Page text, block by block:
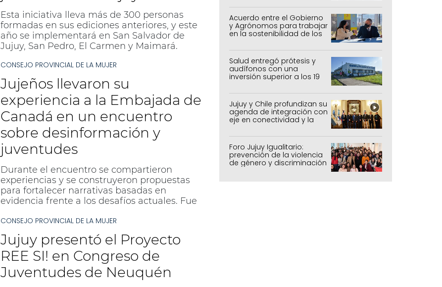
Esta iniciativa lleva más de 300 personas
formadas en sus ediciones anteriores, y este
año se implementará en San Salvador de
Jujuy, San Pedro, El Carmen y Maimará.
CONSEJO PROVINCIAL DE LA MUJER
Jujeños llevaron su
experiencia a la Embajada de
Canadá en un encuentro
sobre desinformación y
juventudes
Durante el encuentro se compartieron
experiencias y se construyeron propuestas
para fortalecer narrativas basadas en
evidencia frente a los desafíos actuales. Fue
la construcción de diálogos informados y
respetuosos.
CONSEJO PROVINCIAL DE LA MUJER
Jujuy presentó el Proyecto
REE SI! en Congreso de
Juventudes de Neuquén
Acuerdo entre el Gobierno
y Agrónomos para trabajar
en la sostenibilidad de los
agrícolas, pecuarios y
forestal
Salud entregó prótesis y
audífonos con una
inversión superior a los 19
millones de pesos
Jujuy y Chile profundizan su
agenda de integración con
eje en conectividad y la
mejora del Paso de Jama
Foro Jujuy Igualitario:
prevención de la violencia
de género y discriminación